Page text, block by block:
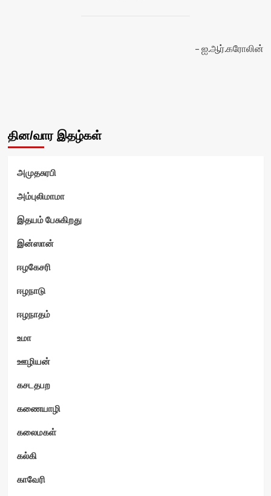
ஐ.ஆர்.கரோலின்
தின/வார இதழ்கள்
அமுதசுரபி
அம்புலிமாமா
இதயம் பேசுகிறது
இன்ஸான்
ஈழகேசரி
ஈழநாடு
ஈழநாதம்
உமா
ஊழியன்
கசடதபற
கணையாழி
கலைமகள்
கல்கி
காவேரி